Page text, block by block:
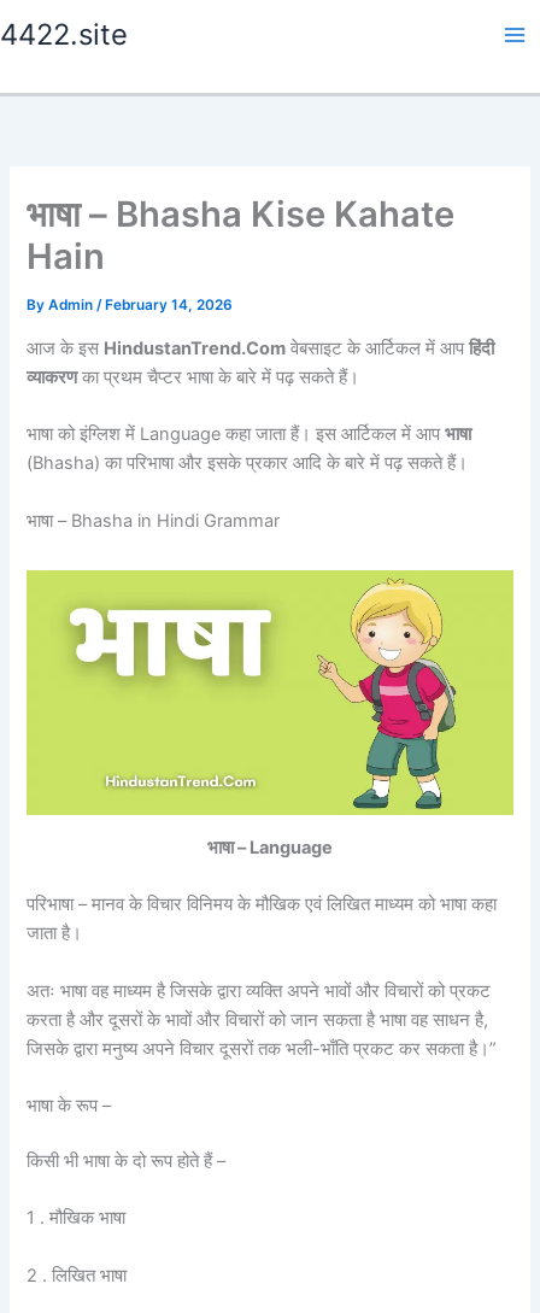
to
4422.site
भाषा – Bhasha Kise Kahate
Hain
ByAdmin/ February 14, 2026
आज के इस HindustanTrend.Com वेबसाइट के आर्टिकल में आपहिंदी
व्याकरणका प्रथम चैप्टर भाषा के बारे में पढ़ सकते हैं।
भाषा को इंग्लिश में Language कहा जाता हैं। इस आर्टिकल में आपभाषा
(Bhasha) का परिभाषा और इसके प्रकार आदि के बारे में पढ़ सकते हैं।
भाषा – Bhasha in Hindi Grammar
भाषा – Language
परिभाषा – मानव के विचार विनिमय के मौखिक एवं लिखित माध्यम को भाषा कहा
जाता है।
अतः भाषा वह माध्यम है जिसके द्वारा व्यक्ति अपने भावों और विचारों को प्रकट
करता है और दूसरों के भावों और विचारों को जान सकता है भाषा वह साधन है,
जिसके द्वारा मनुष्य अपने विचार दूसरों तक भली-भाँति प्रकट कर सकता है।”
भाषा के रूप –
किसी भी भाषा के दो रूप होते हैं –
1 . मौखिक भाषा
2 . लिखित भाषा